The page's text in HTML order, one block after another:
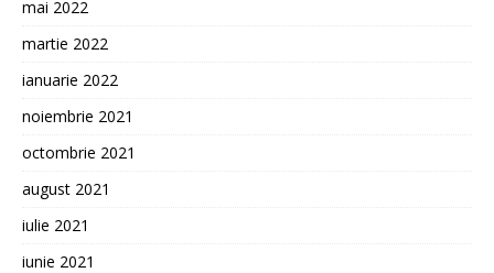
mai 2022
martie 2022
ianuarie 2022
noiembrie 2021
octombrie 2021
august 2021
iulie 2021
iunie 2021